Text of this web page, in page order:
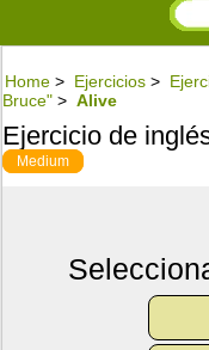
Home > Ejercicios >
Bruce" > Alive
Ejercicio de
Medium